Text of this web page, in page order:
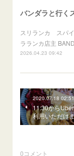
スリランカ スパ
ラランカ店主
2026.04.23 09:42
2020.07.18 02:51
11:30から
利用いただけ
0コメント